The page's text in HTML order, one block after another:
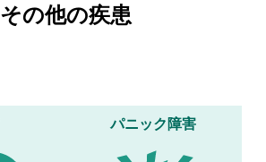
その他の疾患
パニック障害